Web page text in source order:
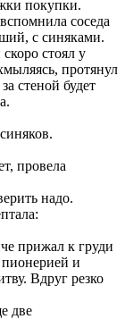
покупки.
соседа
с синяками.
стоял у
протянул
стеной будет
провела
надо.
прижал к груди
и
Вдруг резко
две